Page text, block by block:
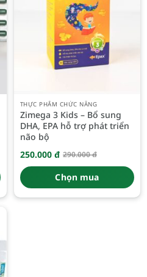
THỰC PHẨM CHỨC NĂNG
Zimega 3 Kids – Bổ sung
DHA, EPA hỗ trợ phát triển
não bộ
290.000đ
Giá
gốc
là:
290.000 đ.
250.000 đ
Giá
hiện
tại
là:
250.000 đ.
Chọn mua